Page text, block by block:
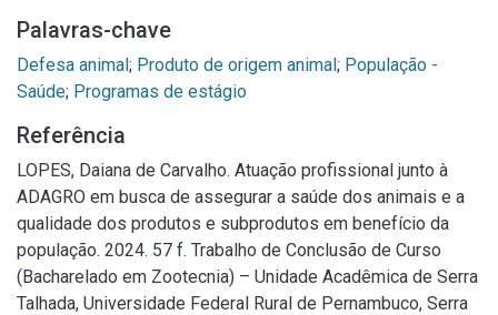
Palavras-chave
Defesa animal; Produto de origem animal; População -
Saúde; Programas de estágio
Referência
LOPES, Daiana de Carvalho. Atuação profissional junto à
ADAGRO em busca de assegurar a saúde dos animais e a
qualidade dos produtos e subprodutos em benefício da
população. 2024. 57 f. Trabalho de Conclusão de Curso
(Bacharelado em Zootecnia) – Unidade Acadêmica de Serra
Talhada, Universidade Federal Rural de Pernambuco, Serra